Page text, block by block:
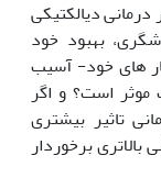
دیالکتیکی
بهبود خود
های خود- آسیب
موثر است؟ و اگر
تاثیر بیشتری
برخوردار